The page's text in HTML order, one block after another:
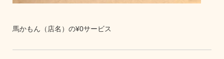
馬かもん（店名）の¥0サービス